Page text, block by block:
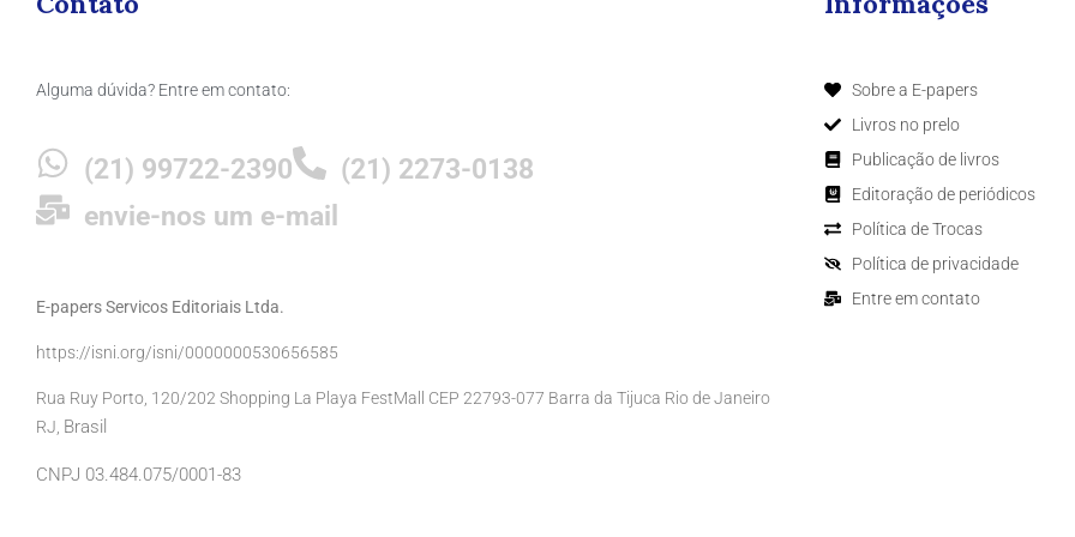
Alguma dúvida? Entre em contato:
(21) 99722-2390
(21) 2273-0138
envie-nos um e-mail
E-papers Servicos Editoriais Ltda.
https://isni.org/isni/0000000530656585
Rua Ruy Porto, 120/202 Shopping La Playa FestMall CEP 22793-077 Barra da Tijuca Rio de Janeiro
RJ, Brasil
CNPJ 03.484.075/0001-83
Sobre a E-papers
Livros no prelo
Publicação de livros
Editoração de periódicos
Política de Trocas
Política de privacidade
Entre em contato